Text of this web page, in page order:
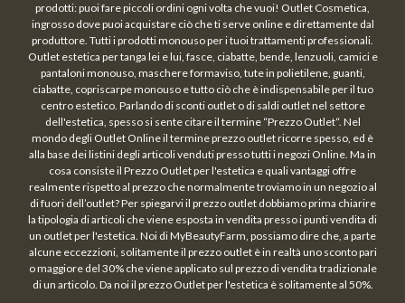
prodotti: puoi fare piccoli ordini ogni volta che vuoi! Outlet Cosmetica,
ingrosso dove puoi acquistare ciò che ti serve online e direttamente dal
produttore. Tutti i prodotti monouso per i tuoi trattamenti professionali.
Outlet estetica per tanga lei e lui, fasce, ciabatte, bende, lenzuoli, camici e
pantaloni monouso, maschere formaviso, tute in polietilene, guanti,
ciabatte, copriscarpe monouso e tutto ciò che è indispensabile per il tuo
centro estetico. Parlando di sconti outlet o di saldi outlet nel settore
dell'estetica, spesso si sente citare il termine “Prezzo Outlet“. Nel
mondo degli Outlet Online il termine prezzo outlet ricorre spesso, ed è
alla base dei listini degli articoli venduti presso tutti i negozi Online. Ma in
cosa consiste il Prezzo Outlet per l'estetica e quali vantaggi offre
realmente rispetto al prezzo che normalmente troviamo in un negozio al
di fuori dell’outlet? Per spiegarvi il prezzo outlet dobbiamo prima chiarire
la tipologia di articoli che viene esposta in vendita presso i punti vendita di
un outlet per l'estetica. Noi di MyBeautyFarm, possiamo dire che, a parte
alcune eccezzioni, solitamente il prezzo outlet è in realtà uno sconto pari
o maggiore del 30% che viene applicato sul prezzo di vendita tradizionale
di un articolo. Da noi il prezzo Outlet per l'estetica è solitamente al 50%.